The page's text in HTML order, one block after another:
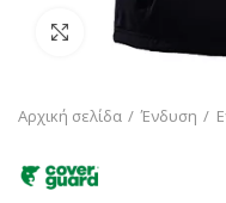
Click to enlarge
Αρχική σελίδα Ένδυση